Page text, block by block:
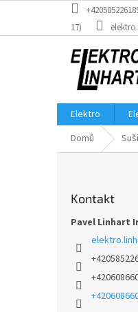
obsah
17)
Elektro
Domů
Kontakt
Pavel Linhart